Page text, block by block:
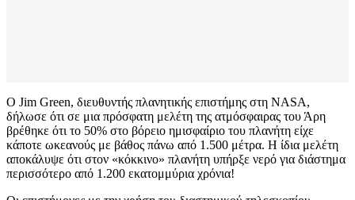
Ο Jim Green, διευθυντής πλανητικής επιστήμης στη NASA,
δήλωσε ότι σε μια πρόσφατη μελέτη της ατμόσφαιρας του Άρη
βρέθηκε ότι το 50% στο βόρειο ημισφαίριο του πλανήτη είχε
κάποτε ωκεανούς με βάθος πάνω από 1.500 μέτρα. Η ίδια μελέτη
αποκάλυψε ότι στον «κόκκινο» πλανήτη υπήρξε νερό για διάστημα
περισσότερο από 1.200 εκατομμύρια χρόνια!